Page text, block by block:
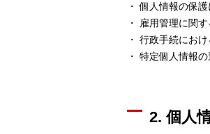
・ 個人情報の保
・ 雇用管理に関
・ 行政手続にお
・ 特定個人情報
2. 個人